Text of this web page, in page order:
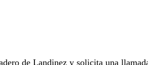
de Landinez y solicita una